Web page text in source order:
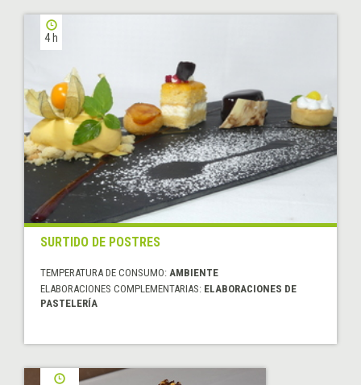
4 h
SURTIDO DE POSTRES
TEMPERATURA DE CONSUMO: AMBIENTE
ELABORACIONES COMPLEMENTARIAS: ELABORACIONES DE
PASTELERÍA